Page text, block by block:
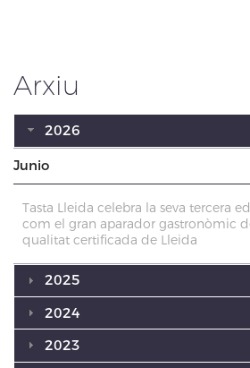
Arxiu
2026
Junio
Tasta Lleida celebra la seva tercera
com el gran aparador gastronòmic
qualitat certificada de Lleida
2025
2024
2023